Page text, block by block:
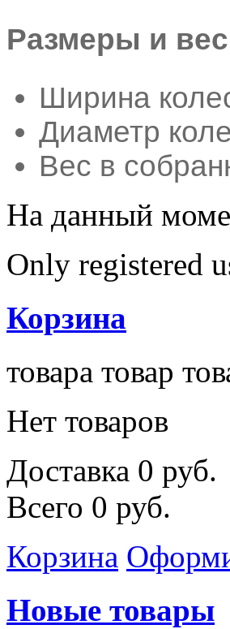
Размеры и
Ширина
Диаметр
Вес в
На данный
Only registered
Корзина
товара товар
Нет товаров
Доставка 0 руб.
Всего 0 руб.
Корзина
Новые товары